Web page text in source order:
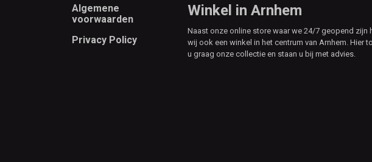
Footer
Algemene
voorwaarden
Privacy Policy
Winkel in Arnhem
Naast onze online store waar we 24/7 geopend zijn
wij ook een winkel in het centrum van Arnhem. Hier
u graag onze collectie en staan u bij met advies.